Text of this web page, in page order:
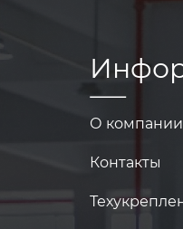
О компании
Контакты